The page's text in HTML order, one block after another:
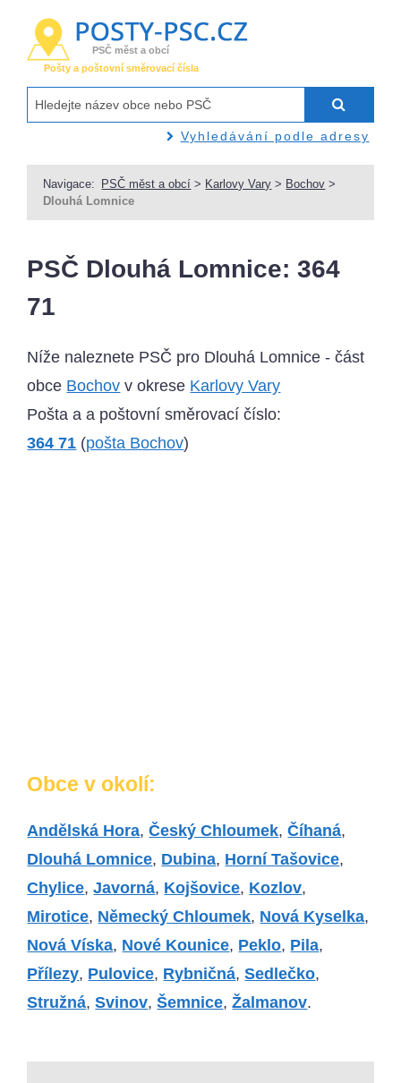
PSČ měst a obcí
Pošty a poštovní směrovací čísla
Vyhledávání podle adresy
Navigace: PSČ měst a obcí > Karlovy Vary > Bochov >
Dlouhá Lomnice
PSČ Dlouhá Lomnice: 364
71
Níže naleznete PSČ pro Dlouhá Lomnice - část
obce Bochov v okrese Karlovy Vary
Pošta a a poštovní směrovací číslo:
364 71 (pošta Bochov)
Obce v okolí:
Andělská Hora,Český Chloumek,Číhaná,
Dlouhá Lomnice, Dubina, Horní Tašovice,
Chylice,Javorná, Kojšovice, Kozlov,
Mirotice, Německý Chloumek, Nová Kyselka,
Nová Víska, Nové Kounice, Peklo, Pila,
Přílezy, Pulovice, Rybničná,Sedlečko,
Stružná,Svinov,Šemnice,Žalmanov.